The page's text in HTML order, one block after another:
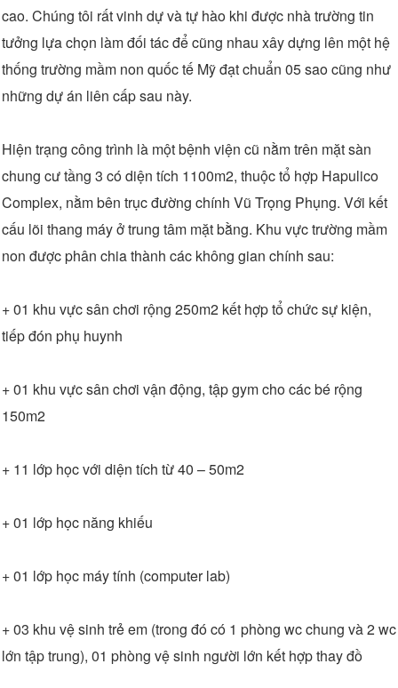
cao. Chúng tôi rất vinh dự và tự hào khi được nhà trường tin
tưởng lựa chọn làm đối tác để cũng nhau xây dựng lên một hệ
thống trường mầm non quốc tế Mỹ đạt chuẩn 05 sao cũng như
những dự án liên cấp sau này.
Hiện trạng công trình là một bệnh viện cũ nằm trên mặt sàn
chung cư tầng 3 có diện tích 1100m2, thuộc tổ hợp Hapulico
Complex, nằm bên trục đường chính Vũ Trọng Phụng. Với kết
cấu lõi thang máy ở trung tâm mặt bằng. Khu vực trường mầm
non được phân chia thành các không gian chính sau:
+ 01 khu vực sân chơi rộng 250m2 kết hợp tổ chức sự kiện,
tiếp đón phụ huynh
+ 01 khu vực sân chơi vận động, tập gym cho các bé rộng
150m2
+ 11 lớp học với diện tích từ 40 – 50m2
+ 01 lớp học năng khiếu
+ 01 lớp học máy tính (computer lab)
+ 03 khu vệ sinh trẻ em (trong đó có 1 phòng wc chung và 2 wc
lớn tập trung), 01 phòng vệ sinh người lớn kết hợp thay đồ